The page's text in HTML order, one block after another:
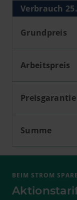
Verbrauch
Grundpreis
Arbeitspreis
Preisgarantie
Summe
BEIM STROM